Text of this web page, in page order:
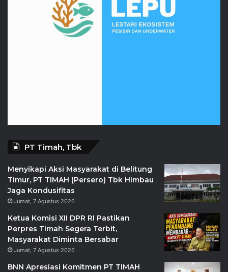
PT Timah, Tbk
Menyikapi Aksi Masyarakat di Belitung
Timur, PT TIMAH (Persero) Tbk Himbau
Jaga Kondusifitas
Jumat, 7 Agustus 2026
Ketua Komisi XII DPR RI Pastikan
Perpres Timah Segera Terbit,
Masyarakat Diminta Bersabar
Jumat, 7 Agustus 2026
BNN Apresiasi Komitmen PT TIMAH